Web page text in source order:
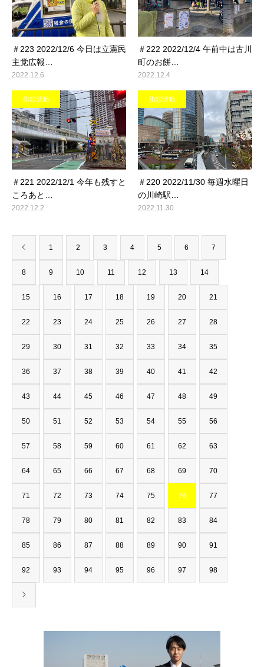
＃223 2022/12/6 今日は立憲民
主党広報…
2022.12.6
＃222 2022/12/4 午前中は古川
町のお餅…
2022.12.4
街頭活動
＃221 2022/12/1 今年も残すと
ころあと…
2022.12.2
街頭活動
＃220 2022/11/30 毎週水曜日
の川崎駅…
2022.11.30
1 2 3 4 5 6 7
8 9 10 11 12 13 14
15 16 17 18 19 20 21
22 23 24 25 26 27 28
29 30 31 32 33 34 35
36 37 38 39 40 41 42
43 44 45 46 47 48 49
50 51 52 53 54 55 56
57 58 59 60 61 62 63
64 65 66 67 68 69 70
71 72 73 74 75 76 77
78 79 80 81 82 83 84
85 86 87 88 89 90 91
92 93 94 95 96 97 98